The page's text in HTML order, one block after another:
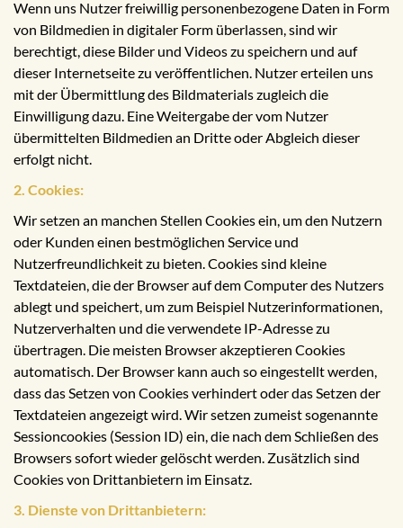
Wenn uns Nutzer freiwillig personenbezogene Daten in Form
von Bildmedien in digitaler Form überlassen, sind wir
berechtigt, diese Bilder und Videos zu speichern und auf
dieser Internetseite zu veröffentlichen. Nutzer erteilen uns
mit der Übermittlung des Bildmaterials zugleich die
Einwilligung dazu. Eine Weitergabe der vom Nutzer
übermittelten Bildmedien an Dritte oder Abgleich dieser
erfolgt nicht.
2. Cookies:
Wir setzen an manchen Stellen Cookies ein, um den Nutzern
oder Kunden einen bestmöglichen Service und
Nutzerfreundlichkeit zu bieten. Cookies sind kleine
Textdateien, die der Browser auf dem Computer des Nutzers
ablegt und speichert, um zum Beispiel Nutzerinformationen,
Nutzerverhalten und die verwendete IP-Adresse zu
übertragen. Die meisten Browser akzeptieren Cookies
automatisch. Der Browser kann auch so eingestellt werden,
dass das Setzen von Cookies verhindert oder das Setzen der
Textdateien angezeigt wird. Wir setzen zumeist sogenannte
Sessioncookies (Session ID) ein, die nach dem Schließen des
Browsers sofort wieder gelöscht werden. Zusätzlich sind
Cookies von Drittanbietern im Einsatz.
3. Dienste von Drittanbietern: